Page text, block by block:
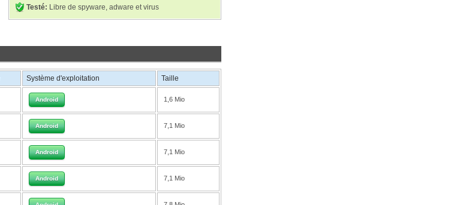
Testé: Libre de spyware, adware et virus
Système d'exploitation Taille
Android 1,6 Mio
Android 7,1 Mio
Android 7,1 Mio
Android 7,1 Mio